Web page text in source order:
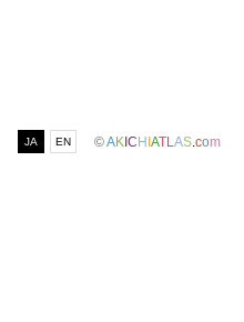
JA EN ©AK C H ATLAS.com